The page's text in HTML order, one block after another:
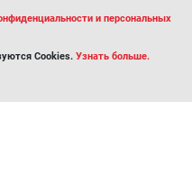
и персональных
Cookies. Узнать больше.